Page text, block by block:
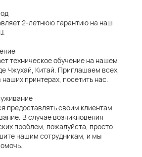
2-летнюю гарантию на наш
техническое обучение на нашем
Чжухай, Китай. Приглашаем всех,
наших принтерах, посетить нас.
предоставлять своим клиентам
В случае возникновения
проблем, пожалуйста, просто
нашим сотрудникам, и мы